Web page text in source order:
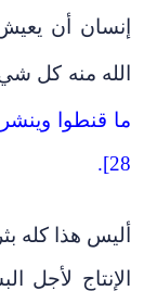
إنسان أن
الله منه كل
ما قنطوا
28].
أليس هذا كله
الإنتاج لأجل